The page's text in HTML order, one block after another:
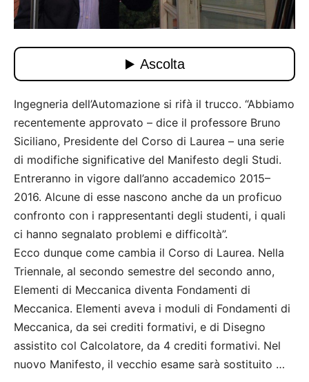
Ingegneria dell’Automazione si rifà il trucco. “Abbiamo
recentemente approvato – dice il professore Bruno
Siciliano, Presidente del Corso di Laurea – una serie
di modifiche significative del Manifesto degli Studi.
Entreranno in vigore dall’anno accademico 2015–
2016. Alcune di esse nascono anche da un proficuo
confronto con i rappresentanti degli studenti, i quali
ci hanno segnalato problemi e difficoltà”.
Ecco dunque come cambia il Corso di Laurea. Nella
Triennale, al secondo semestre del secondo anno,
Elementi di Meccanica diventa Fondamenti di
Meccanica. Elementi aveva i moduli di Fondamenti di
Meccanica, da sei crediti formativi, e di Disegno
assistito col Calcolatore, da 4 crediti formativi. Nel
nuovo Manifesto, il vecchio esame sarà sostituito …